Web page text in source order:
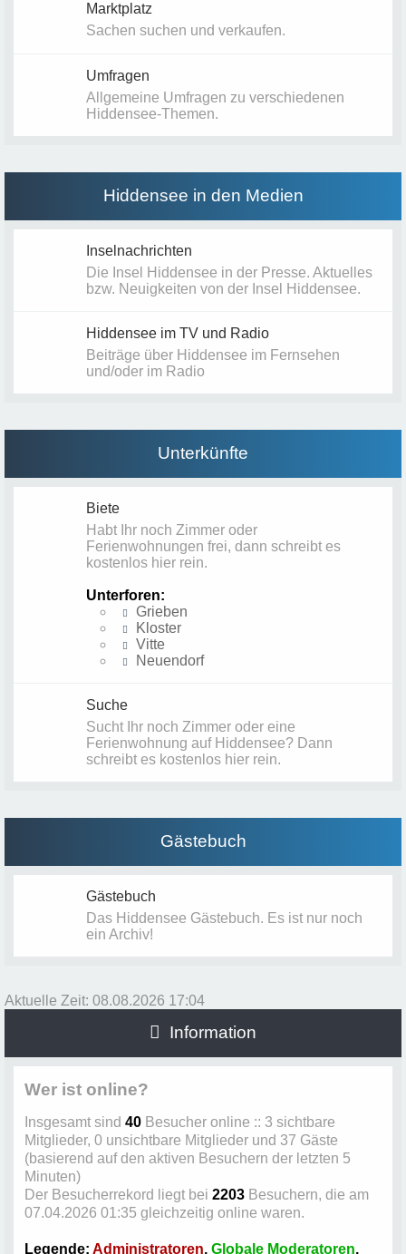
Marktplatz
Sachen suchen und verkaufen.
Umfragen
Allgemeine Umfragen zu verschiedenen
Hiddensee-Themen.
Hiddensee in den Medien
Inselnachrichten
Die Insel Hiddensee in der Presse. Aktuelles
bzw. Neuigkeiten von der Insel Hiddensee.
Hiddensee im TV und Radio
Beiträge über Hiddensee im Fernsehen
und/oder im Radio
Unterkünfte
Biete
Habt Ihr noch Zimmer oder
Ferienwohnungen frei, dann schreibt es
kostenlos hier rein.
Unterforen:
Grieben
Kloster
Vitte
Neuendorf
Suche
Sucht Ihr noch Zimmer oder eine
Ferienwohnung auf Hiddensee? Dann
schreibt es kostenlos hier rein.
Gästebuch
Gästebuch
Das Hiddensee Gästebuch. Es ist nur noch
ein Archiv!
Aktuelle Zeit: 08.08.2026 17:04
Information
Wer ist online?
Insgesamt sind 40 Besucher online :: 3 sichtbare
Mitglieder, 0 unsichtbare Mitglieder und 37 Gäste
(basierend auf den aktiven Besuchern der letzten 5
Minuten)
Der Besucherrekord liegt bei 2203 Besuchern, die am
07.04.2026 01:35 gleichzeitig online waren.
Legende: Administratoren, Globale Moderatoren,